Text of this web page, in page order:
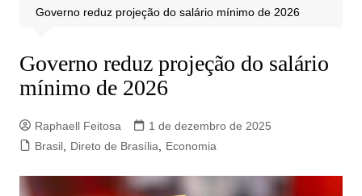
Governo reduz projeção do salário mínimo de 2026
Governo reduz projeção do salário
mínimo de 2026
Raphaell Feitosa
1 de dezembro de 2025
Brasil, Direto de Brasília, Economia